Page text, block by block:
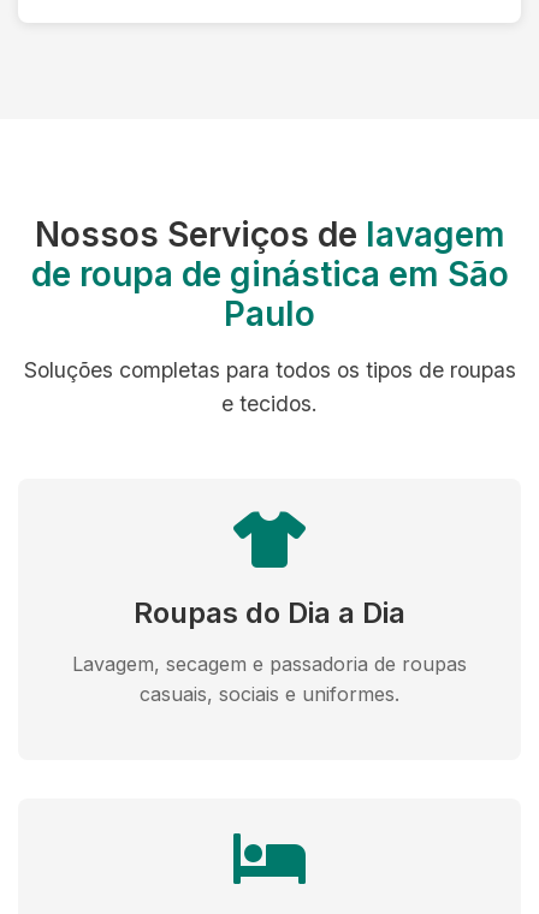
Nossos Serviços de lavagem
de roupa de ginástica em São
Paulo
Soluções completas para todos os tipos de roupas
e tecidos.
Roupas do Dia a Dia
Lavagem, secagem e passadoria de roupas
casuais, sociais e uniformes.